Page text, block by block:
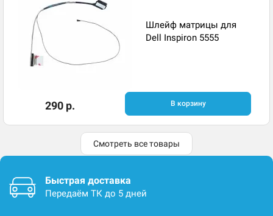
Шлейф матрицы для
Dell Inspiron 5555
290 р. В корзину
Смотреть все товары
Быстрая доставка
Передаём ТК до 5 дней